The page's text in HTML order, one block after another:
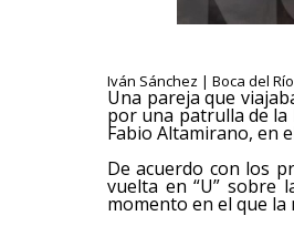
Iván Sánchez | Boca del
Una pareja que
por una patrulla de la
Fabio Altamirano, en
De acuerdo con los
vuelta en “U” sobre
momento en el que